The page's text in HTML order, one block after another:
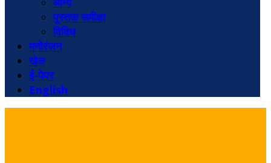
पुस्तक समीक्षा
विविध
मनोरंजन
खेल
ई-पेपर
English